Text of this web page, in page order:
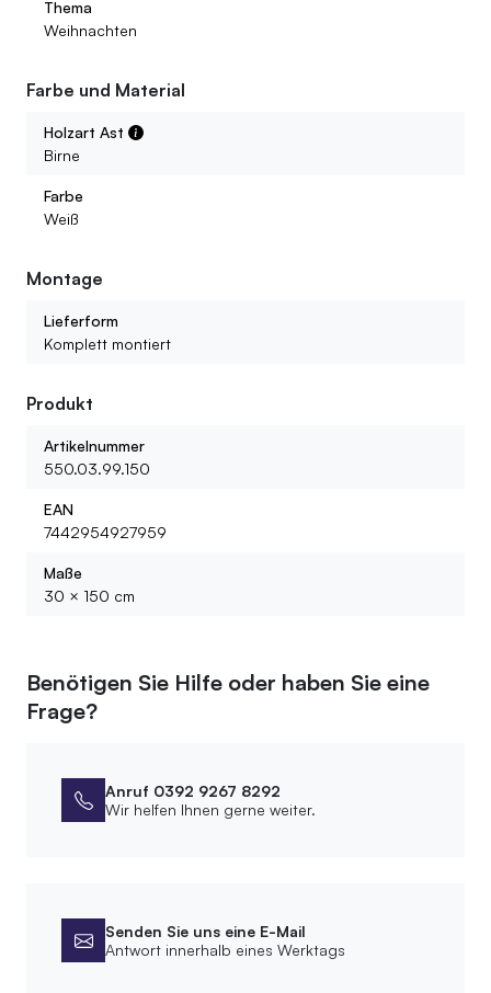
Thema
Weihnachten
Farbe und Material
Holzart Ast
Birne
Farbe
Weiß
Montage
Lieferform
Komplett montiert
Produkt
Artikelnummer
550.03.99.150
EAN
7442954927959
Maße
30 × 150 cm
Benötigen Sie Hilfe oder haben Sie eine
Frage?
Anruf 0392 9267 8292
Wir helfen Ihnen gerne weiter.
Senden Sie uns eine E-Mail
Antwort innerhalb eines Werktags